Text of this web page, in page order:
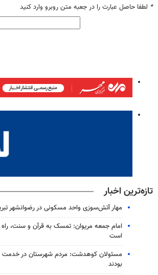
* لطفا حاصل عبارت را در جعبه متن روبرو وارد کنید
تازه‌ترین اخبار
مهار آتش‌سوزی واحد مسکونی در رضوانشهر
امام جمعه مریوان: تمسک به قرآن و سنت،
است
مسئولان کوهدشت: مردم شهرستان در خدمت
بودند